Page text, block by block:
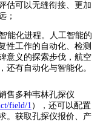
估可以无缝衔接、更加
；
能化进程。人工智能的
性工作的自动化、检测
意义的探索步伐，航空
还有自动化与智能化。
售多种韦林孔探仪
field/1 ），还可以配置
。获取孔探仪报价、产